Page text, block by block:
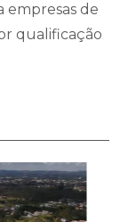
empresas de
qualificação